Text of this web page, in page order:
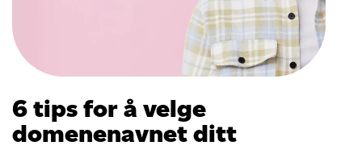
6 tips for å velge
domenenavnet ditt